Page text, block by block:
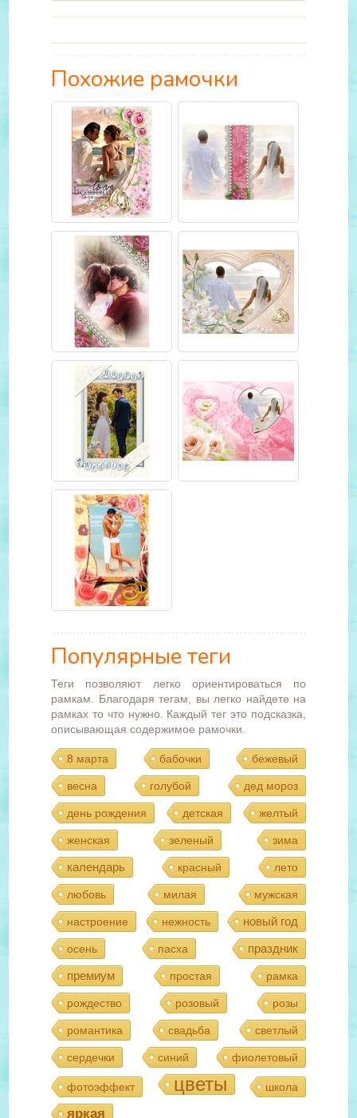
Похожие рамочки
Популярные теги
Теги позволяют легко ориентироваться по
рамкам. Благодаря тегам, вы легко найдете на
рамках то что нужно. Каждый тег это подсказка,
описывающая содержимое рамочки.
8 марта бабочки бежевый
весна голубой дед мороз
день рождения детская желтый
женская зеленый зима
календарь красный лето
любовь милая мужская
настроение нежность новый год
осень пасха
праздник
премиум
простая рамка
рождество розовый розы
романтика свадьба светлый
сердечки синий фиолетовый
фотоэффект цветы школа
яркая